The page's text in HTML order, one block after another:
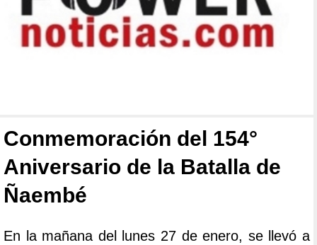
Conmemoración del 154°
Aniversario de la Batalla de
Ñaembé
En la mañana del lunes 27 de enero, se llevó a